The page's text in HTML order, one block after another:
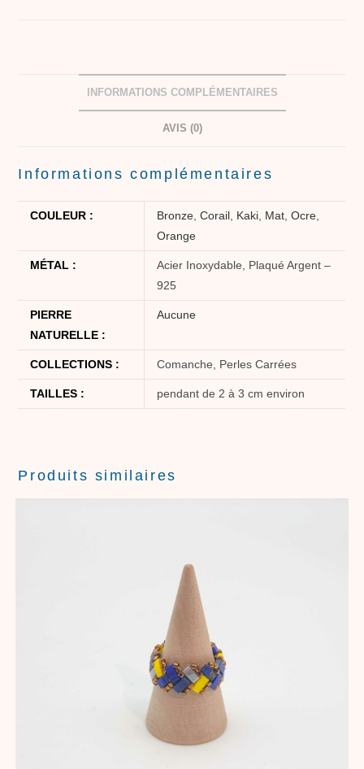
INFORMATIONS COMPLÉMENTAIRES
AVIS (0)
Informations complémentaires
COULEUR : Bronze ,Corail Kaki Mat ,Ocre
Orange
MÉTAL :
Acier Inoxydable, Plaqué Argent –
925
PIERRE
NATURELLE :
Aucune
COLLECTIONS : Comanche, Perles Carrées
TAILLES : pendant de 2 à 3 cm environ
Produits similaires